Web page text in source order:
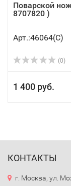
Поварской
8707820 )
Арт.:46064(C)
(0)
1 400 руб.
КОНТАКТЫ
г. Москва, ул.